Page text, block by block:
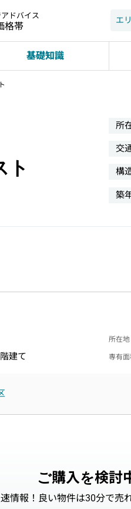
ドバイス
格帯
エ
基礎知識
ト
所
交
構
築
所在地
建て 専有
ご購入を検討
情報！良い物件は30分で売